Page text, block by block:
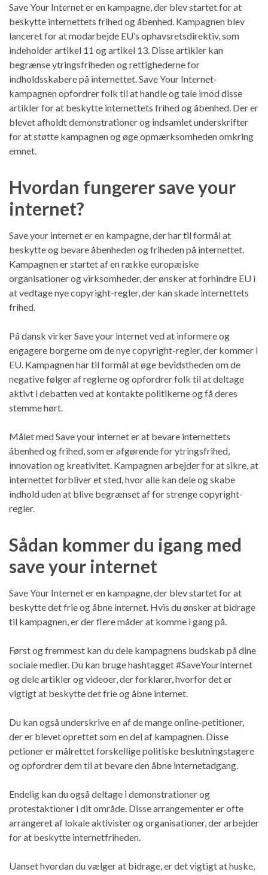
Save Your Internet er en kampagne, der blev startet for at
beskytte internettets frihed og åbenhed. Kampagnen blev
lanceret for at modarbejde EU’s ophavsretsdirektiv, som
indeholder artikel 11 og artikel 13. Disse artikler kan
begrænse ytringsfriheden og rettighederne for
indholdsskabere på internettet. Save Your Internet-
kampagnen opfordrer folk til at handle og tale imod disse
artikler for at beskytte internettets frihed og åbenhed. Der er
blevet afholdt demonstrationer og indsamlet underskrifter
for at støtte kampagnen og øge opmærksomheden omkring
emnet.
Hvordan fungerer save your
internet?
Save your internet er en kampagne, der har til formål at
beskytte og bevare åbenheden og friheden på internettet.
Kampagnen er startet af en række europæiske
organisationer og virksomheder, der ønsker at forhindre EU i
at vedtage nye copyright-regler, der kan skade internettets
frihed.
På dansk virker Save your internet ved at informere og
engagere borgerne om de nye copyright-regler, der kommer i
EU. Kampagnen har til formål at øge bevidstheden om de
negative følger af reglerne og opfordrer folk til at deltage
aktivt i debatten ved at kontakte politikerne og få deres
stemme hørt.
Målet med Save your internet er at bevare internettets
åbenhed og frihed, som er afgørende for ytringsfrihed,
innovation og kreativitet. Kampagnen arbejder for at sikre, at
internettet forbliver et sted, hvor alle kan dele og skabe
indhold uden at blive begrænset af for strenge copyright-
regler.
Sådan kommer du igang med
save your internet
Save Your Internet er en kampagne, der blev startet for at
beskytte det frie og åbne internet. Hvis du ønsker at bidrage
til kampagnen, er der flere måder at komme i gang på.
Først og fremmest kan du dele kampagnens budskab på dine
sociale medier. Du kan bruge hashtagget #SaveYourInternet
og dele artikler og videoer, der forklarer, hvorfor det er
vigtigt at beskytte det frie og åbne internet.
Du kan også underskrive en af de mange online-petitioner,
der er blevet oprettet som en del af kampagnen. Disse
petioner er målrettet forskellige politiske beslutningstagere
og opfordrer dem til at bevare den åbne internetadgang.
Endelig kan du også deltage i demonstrationer og
protestaktioner i dit område. Disse arrangementer er ofte
arrangeret af lokale aktivister og organisationer, der arbejder
for at beskytte internetfriheden.
Uanset hvordan du vælger at bidrage, er det vigtigt at huske,